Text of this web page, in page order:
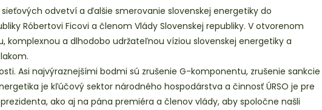
odvetví a ďalšie smerovanie slovenskej energetiky do
Róbertovi Ficovi a členom Vlády Slovenskej republiky. V otvorenom
komplexnou a dlhodobo udržateľnou víziou slovenskej energetiky a
Asi najvýraznejšími bodmi sú zrušenie G-komponentu, zrušenie sankcie
je kľúčový sektor národného hospodárstva a činnosť ÚRSO je pre
ako aj na pána premiéra a členov vlády, aby spoločne našli